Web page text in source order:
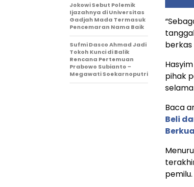
pihak
Baca
Beli
pemilu.
Jokowi Sebut Polemik
Ijazahnya di Universitas
Gadjah Mada Termasuk
Pencemaran Nama Baik
Sufmi Dasco Ahmad Jadi
Tokoh Kunci di Balik
Rencana Pertemuan
Prabowo Subianto –
Megawati Soekarnoputri